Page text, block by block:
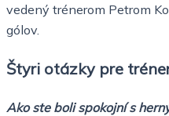
vedený trénerom Petrom
gólov.
Štyri otázky pre
Ako ste boli spokojní s